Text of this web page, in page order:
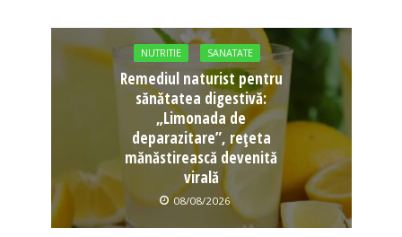
NUTRITIE SANATATE
Remediul naturist pentru
sănătatea digestivă:
„Limonada de
deparazitare”, rețeta
mănăstirească devenită
virală
08/08/2026